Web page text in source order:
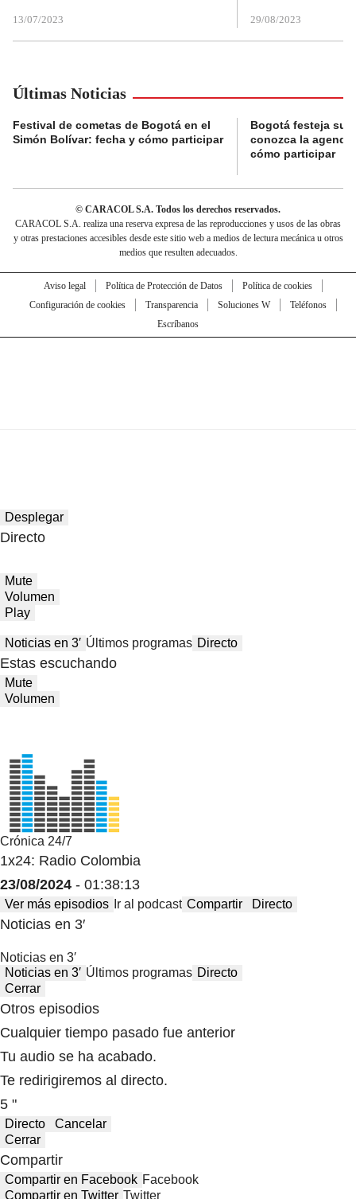
13/07/2023 29/08/2023
Últimas Noticias
Festival de cometas de Bogotá en el
Simón Bolívar: fecha y cómo participar
Bogotá festeja su
conozca la
cómo participar
© CARACOL S.A. Todos los derechos reservados.
CARACOL S.A. realiza una reserva expresa de las reproducciones y usos de las obras
y otras prestaciones accesibles desde este sitio web a medios de lectura mecánica u otros
medios que resulten adecuados.
Aviso legal Política de Protección de Datos
Política de cookies
Configuración de cookies
Transparencia Soluciones W
Teléfonos
Escríbanos
Desplegar
Directo
Mute
Volumen
Play
Noticias en 3′ Últimos programas Directo
Estas escuchando
Mute
Volumen
Crónica 24/7
1x24: Radio Colombia
23/08/2024 - 01:38:13
Ver más episodios Ir al podcast Compartir Directo
Noticias en 3′
Noticias en 3′
Noticias en 3′ Últimos programas Directo
Cerrar
Otros episodios
Cualquier tiempo pasado fue anterior
Tu audio se ha acabado.
Te redirigiremos al directo.
5 "
Directo
Cancelar
Cerrar
Compartir
Compartir en Facebook Facebook
Compartir en Twitter Twitter